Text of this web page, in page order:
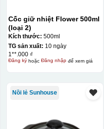
Cốc giữ nhiệt Flower 500ml
(loại 2)
Kích thước: 500ml
TG sản xuất: 10 ngày
1**.000 ₫
Đăng kýhoặc Đăng nhậpđể xem giá
Nồi lẻ Sunhouse